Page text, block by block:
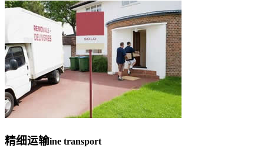
精细运输ine transport